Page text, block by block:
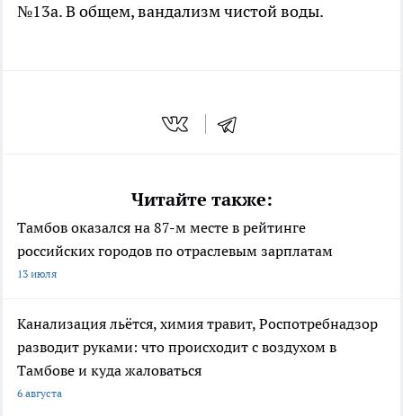
№13а. В общем, вандализм чистой воды.
Читайте также:
Тамбов оказался на 87-м месте в рейтинге
российских городов по отраслевым зарплатам
13 июля
Канализация льётся, химия травит, Роспотребнадзор
разводит руками: что происходит с воздухом в
Тамбове и куда жаловаться
6 августа